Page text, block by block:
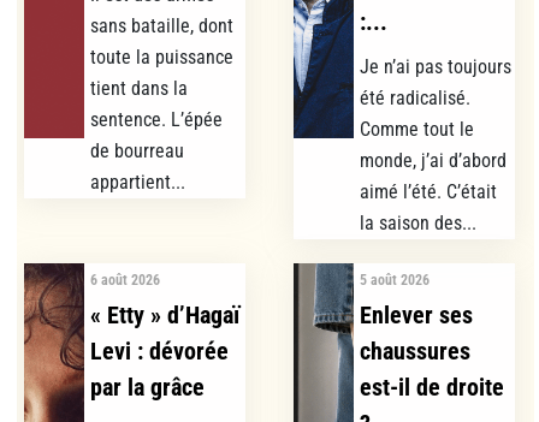
sans bataille, dont
toute la puissance
tient dans la
sentence. L’épée
de bourreau
appartient...
:...
Je n’ai pas toujours
été radicalisé.
Comme tout le
monde, j’ai d’abord
aimé l’été. C’était
la saison des...
6 août 2026
« Etty » d’Hagaï
Levi : dévorée
par la grâce
5 août 2026
Enlever ses
chaussures
est-il de droite